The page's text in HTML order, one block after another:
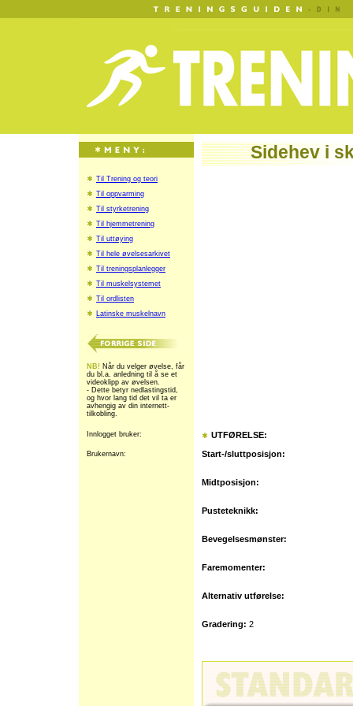
Til Trening og teori
Til oppvarming
Til styrketrening
Til hjemmetrening
Til uttøying
Til hele øvelsesarkivet
Til treningsplanlegger
Til muskelsystemet
Til ordlisten
Latinske muskelnavn
NB! Når du velger øvelse, får
du bl.a. anledning til å se et
videoklipp av øvelsen.
- Dette betyr nedlastingstid,
og hvor lang tid det vil ta er
avhengig av din internett-
tilkobling.
Innlogget bruker:
Brukernavn:
Sidehev i
UTFØRELSE:
Start-/sluttposisjon:
Midtposisjon:
Pusteteknikk:
Bevegelsesmønster:
Faremomenter:
Alternativ utførelse:
Gradering: 2